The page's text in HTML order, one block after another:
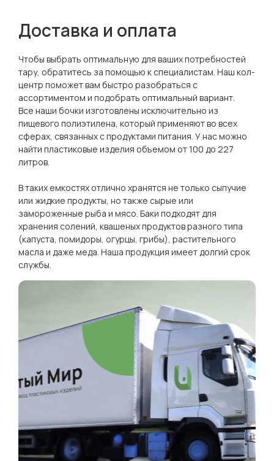
Доставка и оплата
Чтобы выбрать оптимальную для ваших потребностей
тару, обратитесь за помощью к специалистам. Наш кол-
центр поможет вам быстро разобраться с
ассортиментом и подобрать оптимальный вариант.
Все наши бочки изготовлены исключительно из
пищевого полиэтилена, который применяют во всех
сферах, связанных с продуктами питания. У нас можно
найти пластиковые изделия объемом от 100 до 227
литров.
В таких емкостях отлично хранятся не только сыпучие
или жидкие продукты, но также сырые или
замороженные рыба и мясо. Баки подходят для
хранения солений, квашеных продуктов разного типа
(капуста, помидоры, огурцы, грибы), растительного
масла и даже меда. Наша продукция имеет долгий срок
службы.